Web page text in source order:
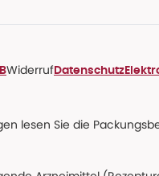
Widerruf Datenschutz
lesen Sie die